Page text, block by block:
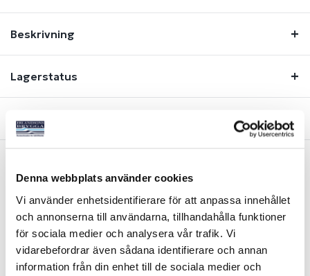
Denna webbplats använder cookies
Vi använder enhetsidentifierare för att anpassa innehållet
och annonserna till användarna, tillhandahålla funktioner
för sociala medier och analysera vår trafik. Vi
vidarebefordrar även sådana identifierare och annan
information från din enhet till de sociala medier och
Beskrivning
Lagerstatus
Fråga om produkt
Liknande produkter